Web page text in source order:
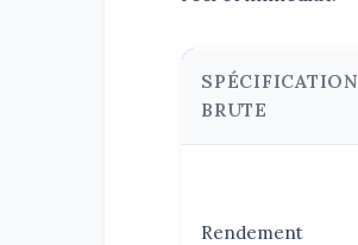
SPÉCIFICATION
BRUTE
Rendement